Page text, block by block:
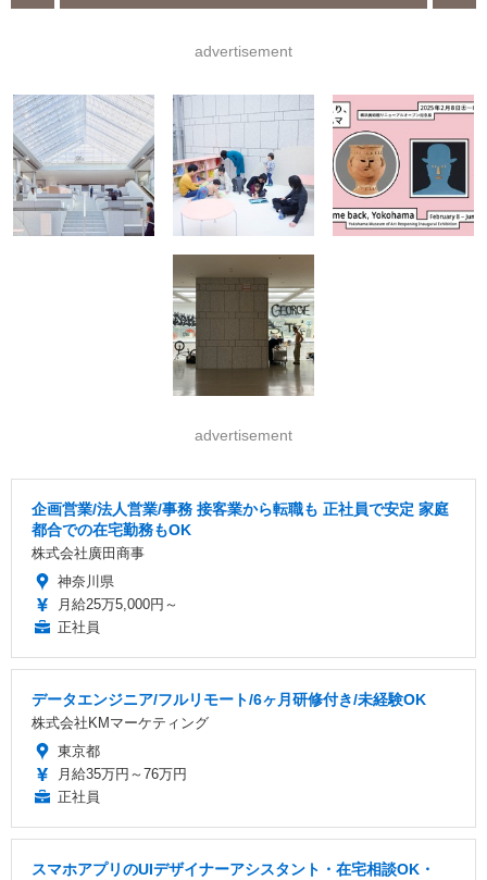
advertisement
advertisement
企画営業/法人営業/事務 接客業から転職も 正社員で安定 家庭
都合での在宅勤務もOK
株式会社廣田商事
神奈川県
月給25万5,000円～
正社員
データエンジニア/フルリモート/6ヶ月研修付き/未経験OK
株式会社KMマーケティング
東京都
月給35万円～76万円
正社員
スマホアプリのUIデザイナーアシスタント・在宅相談OK・